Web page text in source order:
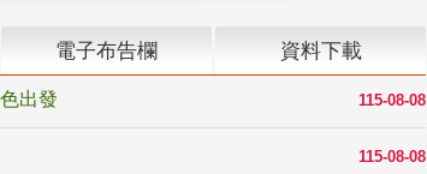
電子布告欄 資料下載
115-08-08
出發
115-08-08